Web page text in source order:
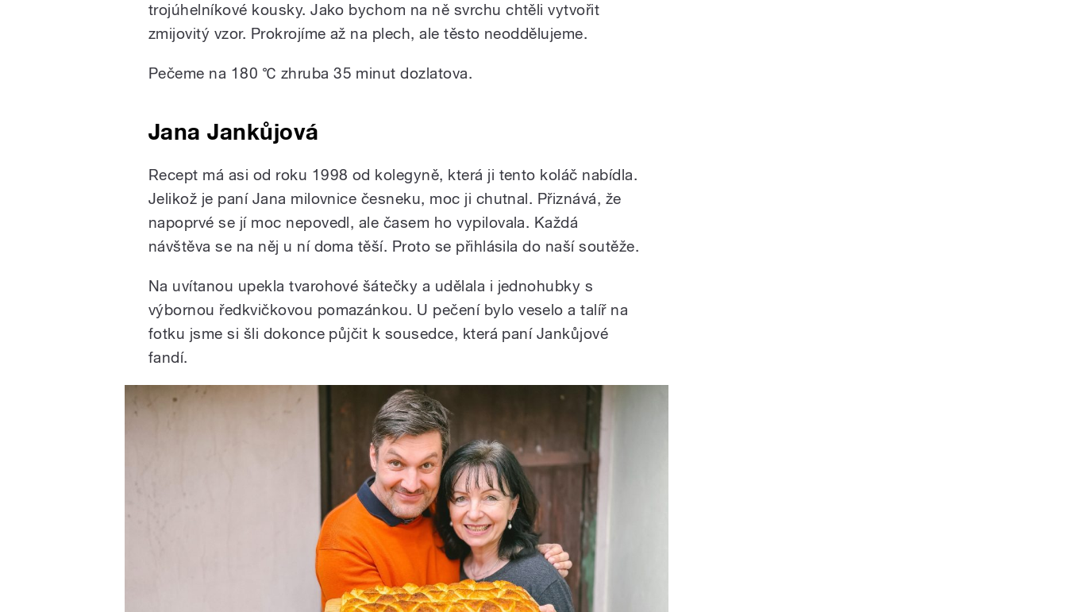
trojúhelníkové kousky. Jako bychom na ně svrchu chtěli vytvořit
zmijovitý vzor. Prokrojíme až na plech, ale těsto neoddělujeme.
Pečeme na 180 ℃ zhruba 35 minut dozlatova.
Jana Jankůjová
Recept má asi od roku 1998 od kolegyně, která ji tento koláč nabídla.
Jelikož je paní Jana milovnice česneku, moc ji chutnal. Přiznává, že
napoprvé se jí moc nepovedl, ale časem ho vypilovala. Každá
návštěva se na něj u ní doma těší. Proto se přihlásila do naší soutěže.
Na uvítanou upekla tvarohové šátečky a udělala i jednohubky s
výbornou ředkvičkovou pomazánkou. U pečení bylo veselo a talíř na
fotku jsme si šli dokonce půjčit k sousedce, která paní Jankůjové
fandí.